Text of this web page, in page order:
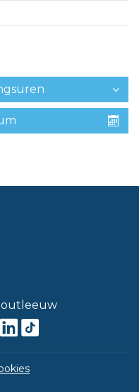
Linkedin
TikTok